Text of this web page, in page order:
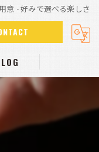
意 - 好みで選べる楽しさ